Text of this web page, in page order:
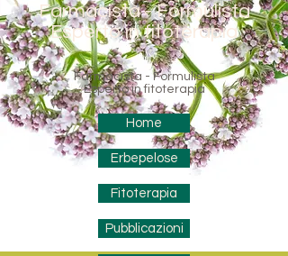
Farmacista - Formulista
Esperto in fitoterapia
Farmacista - Formulista
Esperto in fitoterapia
Home
Erbepelose
Fitoterapia
Pubblicazioni